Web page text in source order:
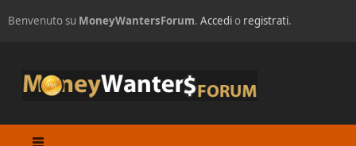
Benvenuto su MoneyWantersForum. Accedio registrati.